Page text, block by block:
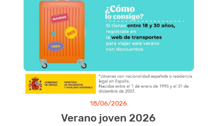
18/06/2026
Verano joven 2026